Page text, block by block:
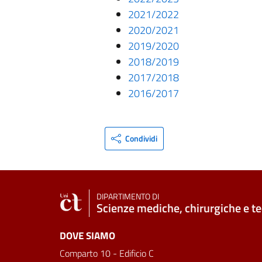
2021/2022
2020/2021
2019/2020
2018/2019
2017/2018
2016/2017
Condividi
DIPARTIMENTO DI
Scienze mediche, chirurgiche e
DOVE SIAMO
Comparto 10 - Edificio C